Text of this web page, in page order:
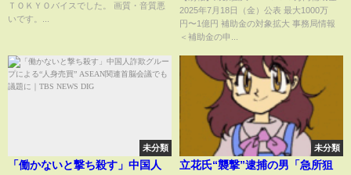
ＴＯＫＹＯバイスでした。 画質・音質悪
いです。...
向け省力化投資補助金・カタロ
グ型【中小企業診断士・行政書
2025年7月18日（金）公表 最大1000万
円〜1億円 補助金の対象拡大 事務局情報
＜補助金の申...
未分類
「働かないと撃ち殺す」中国人
未分類
立花氏“襲撃”逮捕の男「急所狙